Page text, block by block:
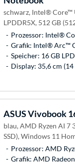
schwarz, Intel® Core™
LPDDR5X, 512 GB
Prozessor: Intel®
Grafik: Intel® Arc™
Speicher: 16 GB
Display: 35,6 cm
ASUSVivobook
blau, AMD Ryzen AI 7
SSD), Windows 11
Prozessor: AMD
Grafik: AMD